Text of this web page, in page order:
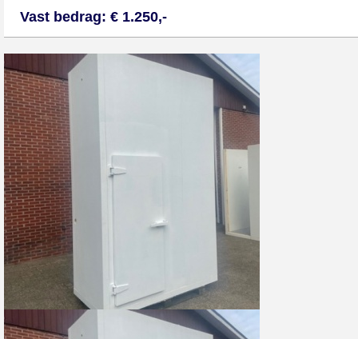
Vast bedrag: € 1.250,-